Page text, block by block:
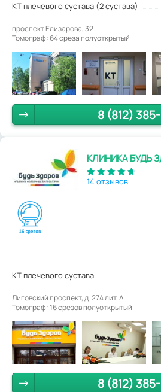
КТ плечевого сустава (2 сустава)
проспект Елизарова, 32.
Томограф: 64 среза полуоткрытый
8 (812)
КЛИНИКА БУДЬ
14 отзывов
КТ плечевого сустава
Лиговский проспект, д. 274 лит. А .
Томограф: 16 срезов полуоткрытый
8 (812)